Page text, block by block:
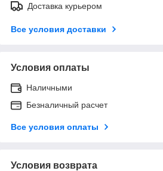
Доставка курьером
Все условия доставки
Условия оплаты
Наличными
Безналичный расчет
Все условия оплаты
Условия возврата